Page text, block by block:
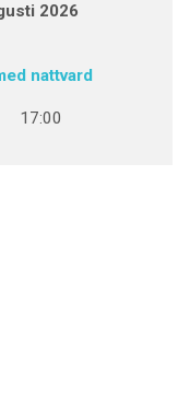
2026
nattvard
17:00